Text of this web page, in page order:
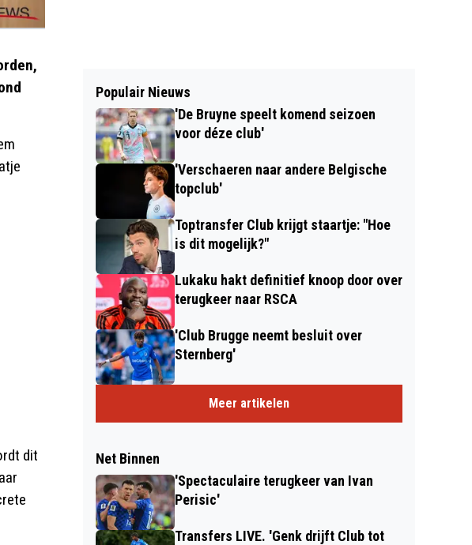
dit
Populair Nieuws
'De Bruyne speelt komend seizoen
voor déze club'
'Verschaeren naar andere Belgische
topclub'
Toptransfer Club krijgt staartje: "Hoe
is dit mogelijk?"
Lukaku hakt definitief knoop door over
terugkeer naar RSCA
'Club Brugge neemt besluit over
Sternberg'
Meer artikelen
Net Binnen
'Spectaculaire terugkeer van Ivan
Perisic'
Transfers LIVE. 'Genk drijft Club tot